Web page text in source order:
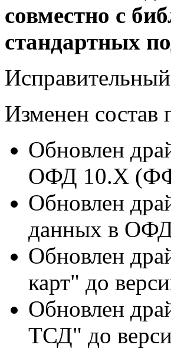
совместно с
стандартных
Изменен состав
Обновлен
ОФД 10.Х
Обновлен
данных в
Обновлен
карт" до
Обновлен
ТСД" до